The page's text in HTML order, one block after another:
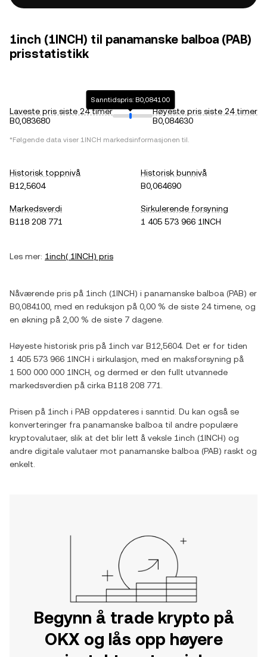
1inch (1INCH) til panamanske balboa (PAB)
prisstatistikk
Laveste pris siste 24 timer
B0,083680
Sanntidspris: B0,084100
Høyeste pris siste 24 timer
B0,084630
*Følgende data viser 1INCH markedsinformasjonen til.
Historisk toppnivå
B12,5604
Historisk bunnivå
B0,064690
Markedsverdi
B118 208 771
Sirkulerende forsyning
1 405 573 966 1INCH
Les mer: 1inch( 1INCH) pris
Nåværende pris på 1inch (1INCH) i panamanske balboa (PAB) er
B0,084100 , med en reduksjon på 0,00 % de siste 24 timene, og
en økning på 2,00 % de siste 7 dagene.
Høyeste historisk pris på 1inch var B12,5604. Det er for tiden
1 405 573 966 1INCH i sirkulasjon, med en maksforsyning på
1 500 000 000 1INCH , og dermed er den fullt utvannede
markedsverdien på cirka B118 208 771
Prisen på 1inch i PAB oppdateres i sanntid. Du kan også se
konverteringer fra panamanske balboa til andre populære
kryptovalutaer, slik at det blir lett å veksle 1inch (1INCH) og
andre digitale valutaer mot panamanske balboa (PAB) raskt og
enkelt.
Begynn å trade krypto på
OKX og lås opp høyere